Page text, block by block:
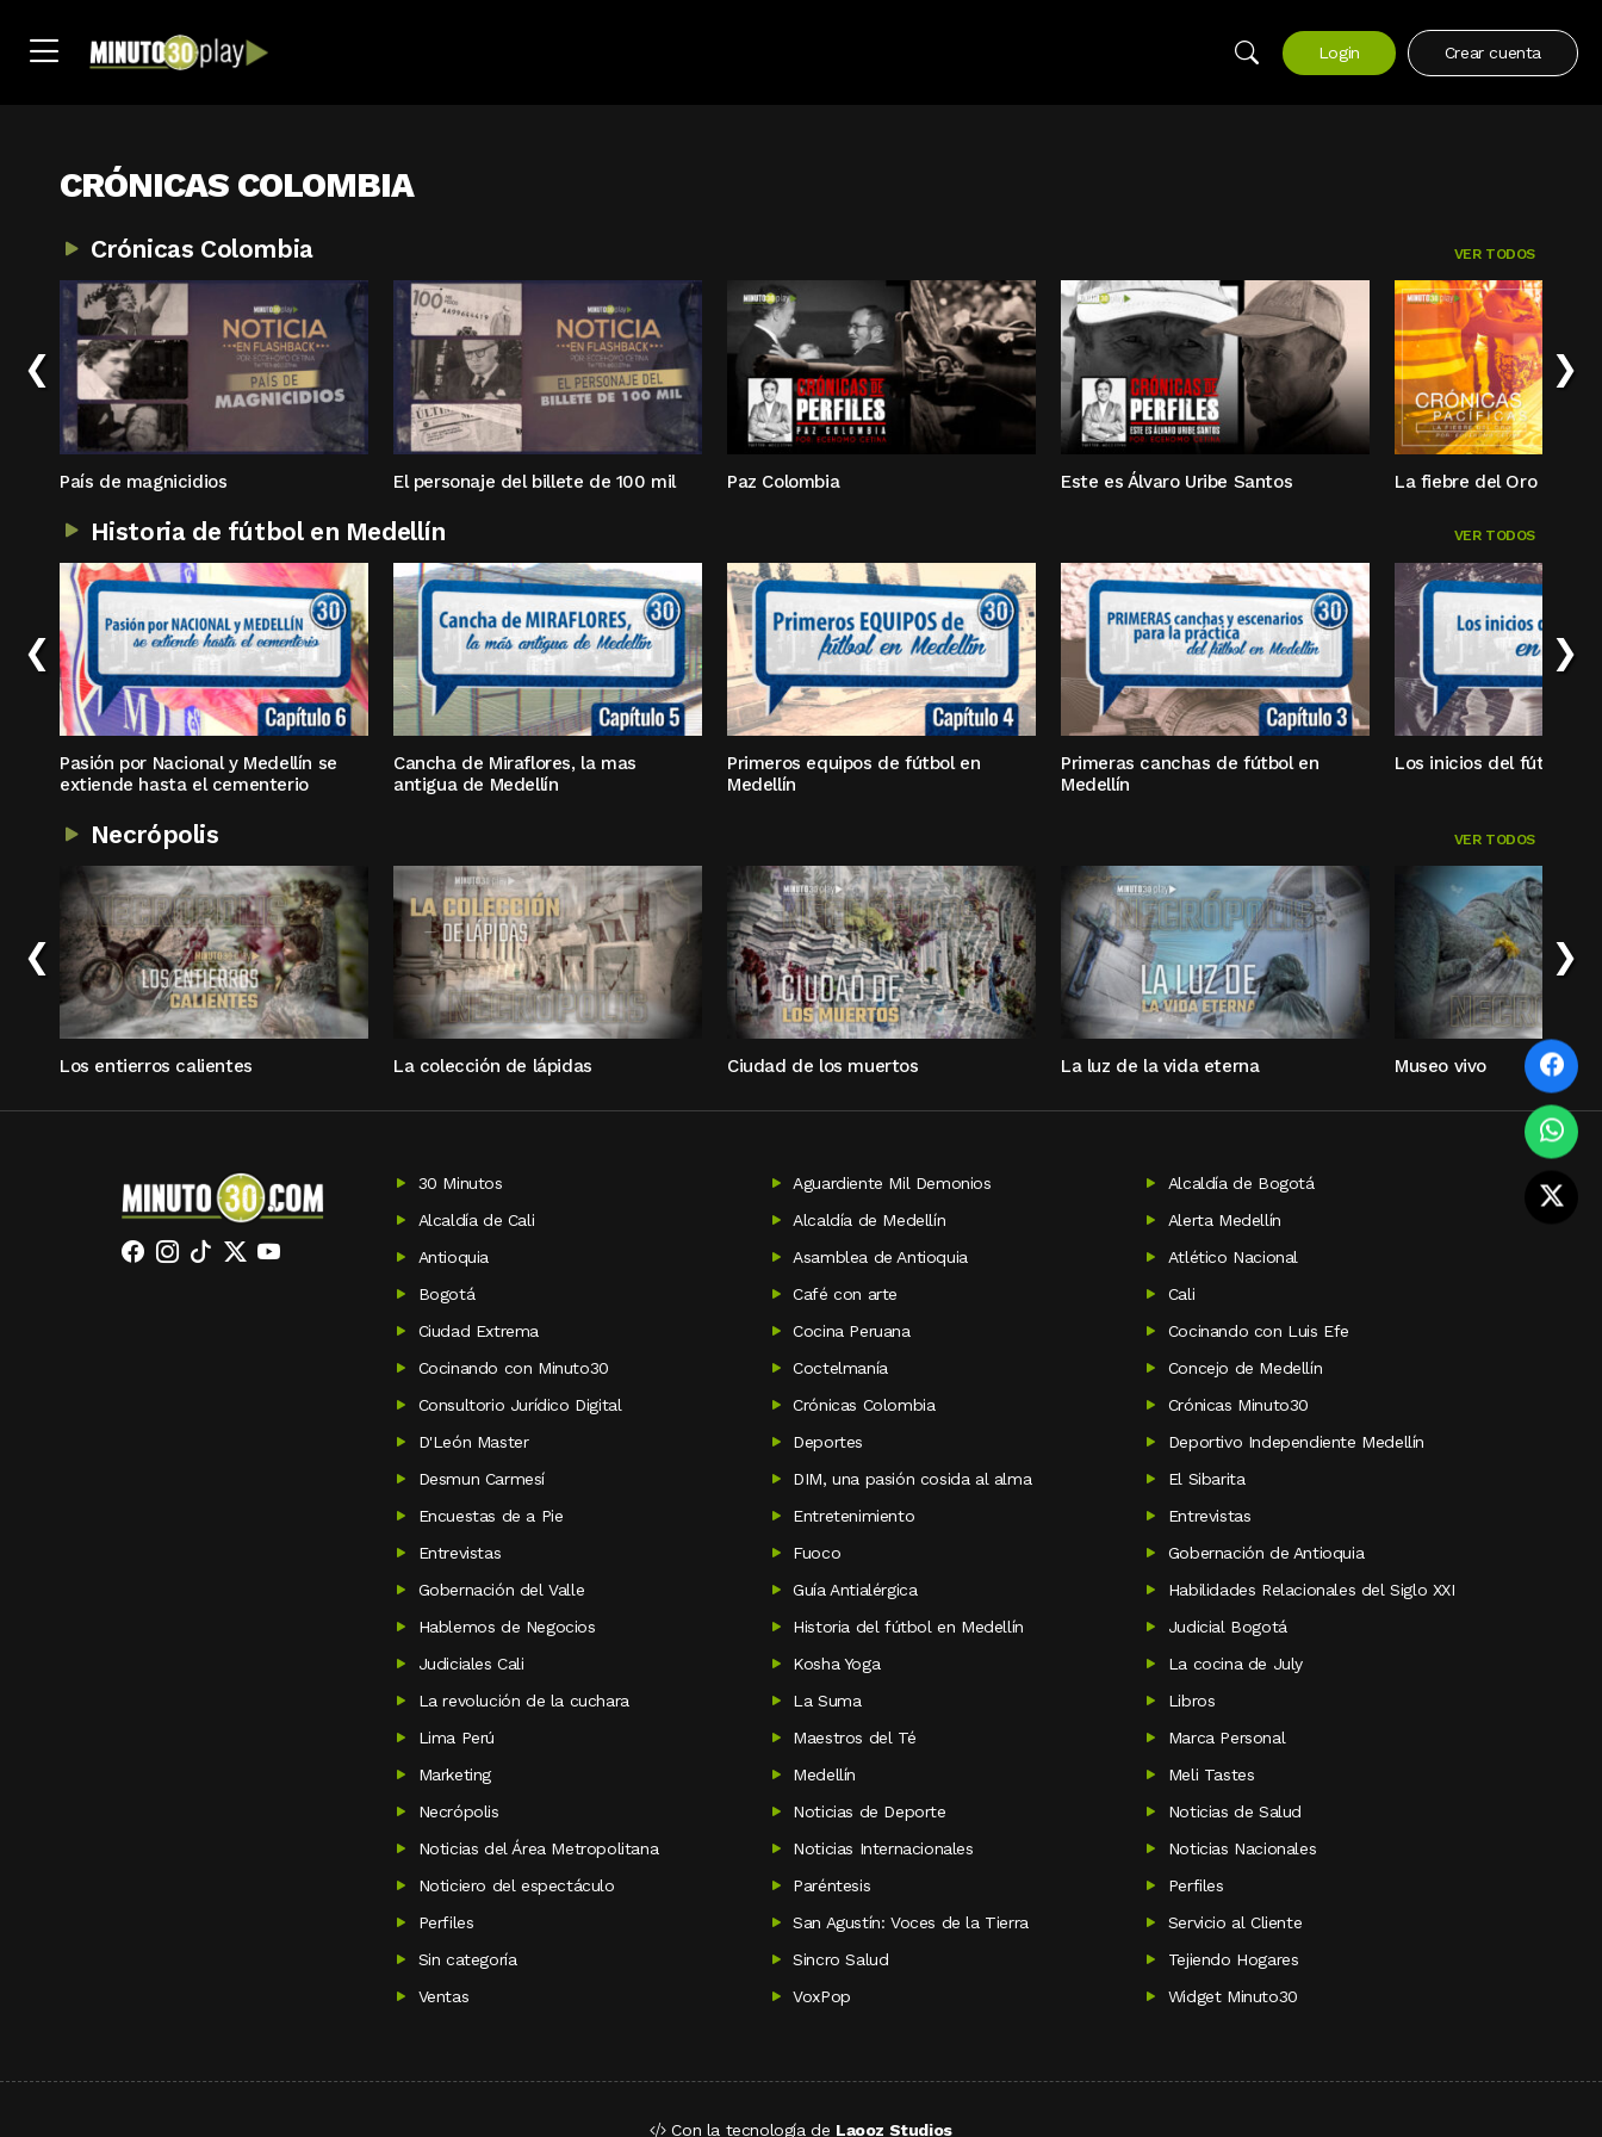
Login Crear cuenta
CRÓNICAS COLOMBIA
Crónicas Colombia VER TODOS
País de magnicidios El personaje del billete de 100 mil Paz Colombia Este es Álvaro Uribe Santos La fiebre del Oro
‹ ›
Historia de fútbol en Medellín VER TODOS
Pasión por Nacional y Medellín se
extiende hasta el cementerio
Cancha de Miraflores, la mas
antigua de Medellín
Primeros equipos de fútbol en
Medellín
Primeras canchas de fútbol en
Medellín
Los inicios del fútbol en
‹ ›
Necrópolis VER TODOS
Los entierros calientes La colección de lápidas Ciudad de los muertos La luz de la vida eterna Museo vivo
‹ ›
30 Minutos Aguardiente Mil Demonios
Alcaldía de Bogotá
Alcaldía de Cali
Alcaldía de Medellín
Alerta Medellín
Antioquia
Asamblea de Antioquia
Atlético Nacional
Bogotá
Café con arte
Cali
Ciudad Extrema
Cocina Peruana
Cocinando con Luis Efe
Cocinando con Minuto30
Coctelmanía
Concejo de Medellín
Consultorio Jurídico Digital
Crónicas Colombia
Crónicas Minuto30
D'León Master
Deportes
Deportivo Independiente Medellín
Desmun Carmesí
DIM, una pasión cosida al alma
El Sibarita
Encuestas de a Pie
Entretenimiento
Entrevistas
Entrevistas
Fuoco
Gobernación de Antioquia
Gobernación del Valle
Guía Antialérgica
Habilidades Relacionales del Siglo XXI
Hablemos de Negocios
Historia del fútbol en Medellín
Judicial Bogotá
Judiciales Cali
Kosha Yoga
La cocina de July
La revolución de la cuchara
La Suma
Libros
Lima Perú
Maestros del Té
Marca Personal
Marketing
Medellín
Meli Tastes
Necrópolis
Noticias de Deporte
Noticias de Salud
Noticias del Área Metropolitana
Noticias Internacionales
Noticias Nacionales
Noticiero del espectáculo
Paréntesis
Perfiles
Perfiles
San Agustín: Voces de la Tierra
Servicio al Cliente
Sin categoría
Sincro Salud
Tejiendo Hogares
Ventas
VoxPop Widget Minuto30
Con la tecnología de Laooz Studios